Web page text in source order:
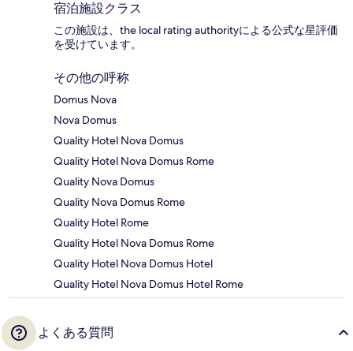
宿泊施設クラス
この施設は、the local rating authorityによる公式な星評価
を受けています。
その他の呼称
Domus Nova
Nova Domus
Quality Hotel Nova Domus
Quality Hotel Nova Domus Rome
Quality Nova Domus
Quality Nova Domus Rome
Quality Hotel Rome
Quality Hotel Nova Domus Rome
Quality Hotel Nova Domus Hotel
Quality Hotel Nova Domus Hotel Rome
よくある質問